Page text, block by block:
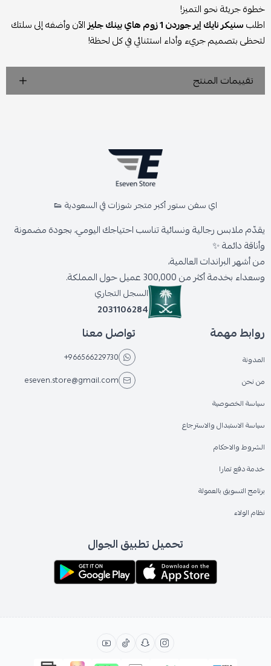
خطوة جريئة نحو التميز!
اطلبسنيكر نايك إير جوردن 1 زوم هاي بينك جليز
الآن وأضفه إلى سلتك
لتحظى بتصميم جريء وأداء استثنائي في كل لحظة!
تقييمات المنتج
اي سفن ستور أكبر متجر شوزات في السعودية 👟
يقدّم ملابس رجالية ونسائية تناسب احتياجك اليومي، بجودة مضمونة
وأناقة دائمة ✨
من أشهر البراندات العالمية،
وسعداء بخدمة أكثر من 300,000 عميل حول المملكة.
السجل التجاري
2031106284
روابط مهمة
المدونة
من نحن
سياسة الخصوصية
سياسة الاستبدال والاسترجاع
الشروط والاحكام
خدمة دفع تمارا
برنامج التسويق بالعمولة
نظام الولاء
تواصل معنا
+966566229730
eseven.store@gmail.com
تحميل تطبيق الجوال